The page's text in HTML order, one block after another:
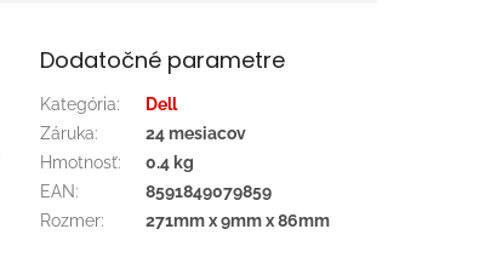
Dodatočné parametre
Kategória:
Dell
Záruka:
24 mesiacov
Hmotnosť:
0.4 kg
EAN:
8591849079859
Rozmer: 271mm x 9mm x 86mm